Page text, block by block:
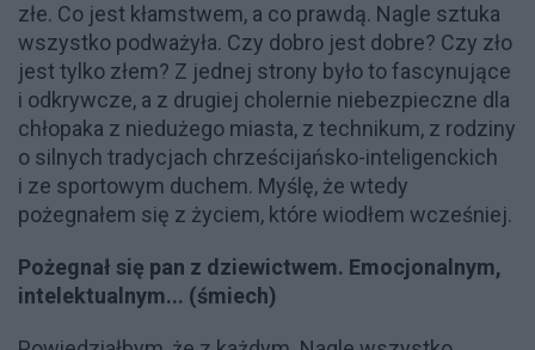
złe. Co jest kłamstwem, a co prawdą. Nagle sztuka
wszystko podważyła. Czy dobro jest dobre? Czy zło
jest tylko złem? Z jednej strony było to fascynujące
i odkrywcze, a z drugiej cholernie niebezpieczne dla
chłopaka z niedużego miasta, z technikum, z rodziny
o silnych tradycjach chrześcijańsko-inteligenckich
i ze sportowym duchem. Myślę, że wtedy
pożegnałem się z życiem, które wiodłem wcześniej.
Pożegnał się pan z dziewictwem. Emocjonalnym,
intelektualnym... (śmiech)